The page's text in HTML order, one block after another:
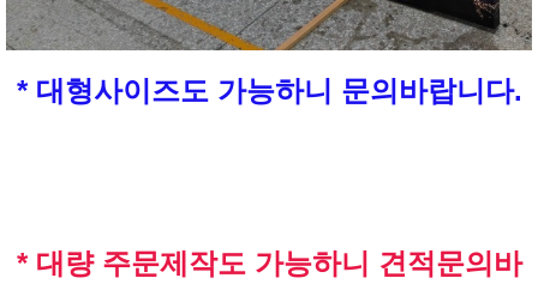
* 대형사이즈도 가능하니 문의바랍니다.
* 대량 주문제작도 가능하니 견적문의바